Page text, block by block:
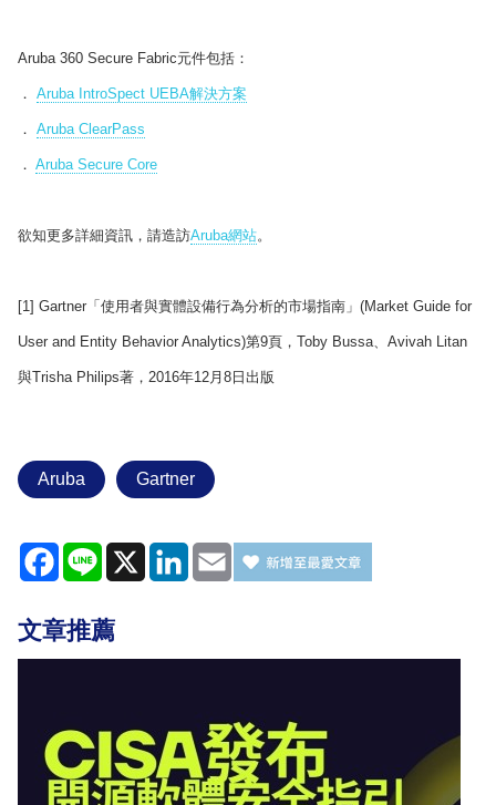
Aruba 360 Secure Fabric元件包括：
． Aruba IntroSpect UEBA解決方案
． Aruba ClearPass
． Aruba Secure Core
欲知更多詳細資訊，請造訪Aruba網站。
[1] Gartner「使用者與實體設備行為分析的市場指南」(Market Guide for
User and Entity Behavior Analytics)第9頁，Toby Bussa、Avivah Litan
與Trisha Philips著，2016年12月8日出版
Aruba Gartner
Facebook
Line X LinkedIn
Email
文章推薦